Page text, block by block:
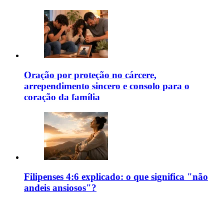
Oração por proteção no cárcere,
arrependimento sincero e consolo para o
coração da família
Filipenses 4:6 explicado: o que significa "não
andeis ansiosos"?